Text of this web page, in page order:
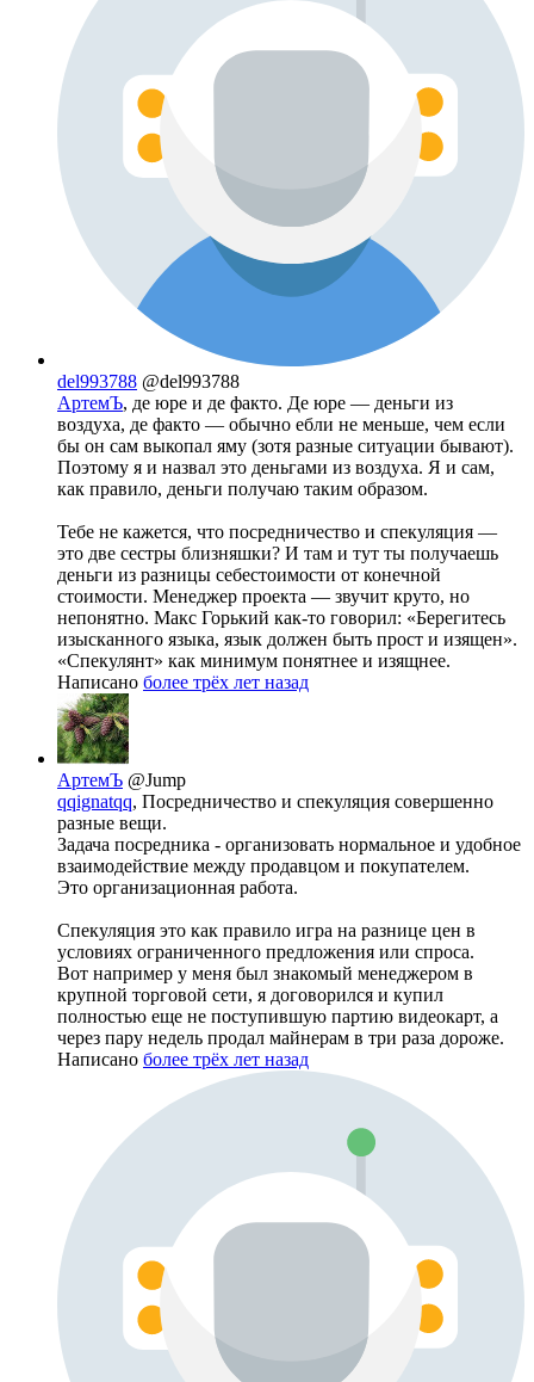
del993788 @del993788
АртемЪ, де юре и де факто. Де юре — деньги из
воздуха, де факто — обычно ебли не меньше, чем если
бы он сам выкопал яму (зотя разные ситуации бывают).
Поэтому я и назвал это деньгами из воздуха. Я и сам,
как правило, деньги получаю таким образом.
Тебе не кажется, что посредничество и спекуляция —
это две сестры близняшки? И там и тут ты получаешь
деньги из разницы себестоимости от конечной
стоимости. Менеджер проекта — звучит круто, но
непонятно. Макс Горький как-то говорил: «Берегитесь
изысканного языка, язык должен быть прост и изящен».
«Спекулянт» как минимум понятнее и изящнее.
Написано более трёх лет назад
АртемЪ @Jump
qqignatqq, Посредничество и спекуляция совершенно
разные вещи.
Задача посредника - организовать нормальное и удобное
взаимодействие между продавцом и покупателем.
Это организационная работа.
Спекуляция это как правило игра на разнице цен в
условиях ограниченного предложения или спроса.
Вот например у меня был знакомый менеджером в
крупной торговой сети, я договорился и купил
полностью еще не поступившую партию видеокарт, а
через пару недель продал майнерам в три раза дороже.
Написано более трёх лет назад